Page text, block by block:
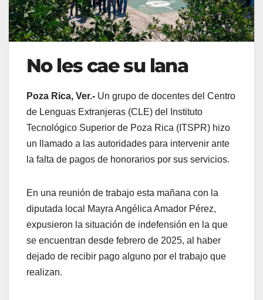
No les cae su lana
Poza Rica, Ver.- Un grupo de docentes del Centro
de Lenguas Extranjeras (CLE) del Instituto
Tecnológico Superior de Poza Rica (ITSPR) hizo
un llamado a las autoridades para intervenir ante
la falta de pagos de honorarios por sus servicios.
En una reunión de trabajo esta mañana con la
diputada local Mayra Angélica Amador Pérez,
expusieron la situación de indefensión en la que
se encuentran desde febrero de 2025, al haber
dejado de recibir pago alguno por el trabajo que
realizan.